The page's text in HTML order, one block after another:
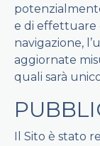
e di effettuare
navigazione,
aggiornate
quali sarà
Il Sito è stato